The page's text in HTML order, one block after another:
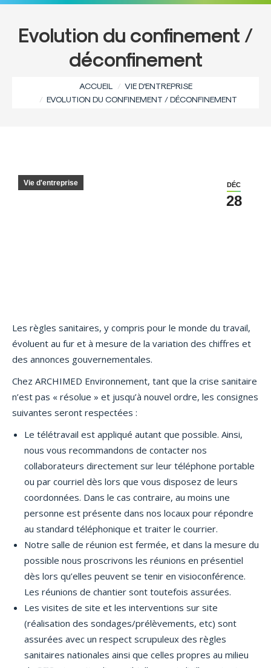
Evolution du confinement /
déconfinement
ACCUEIL
VIE D'ENTREPRISE
EVOLUTION DU CONFINEMENT / DÉCONFINEMENT
DÉC
28
Vie d'entreprise
Les règles sanitaires, y compris pour le monde du travail,
évoluent au fur et à mesure de la variation des chiffres et
des annonces gouvernementales.
Chez ARCHIMED Environnement, tant que la crise sanitaire
n’est pas « résolue » et jusqu’à nouvel ordre, les consignes
suivantes seront respectées :
Le télétravail est appliqué autant que possible. Ainsi,
nous vous recommandons de contacter nos
collaborateurs directement sur leur téléphone portable
ou par courriel dès lors que vous disposez de leurs
coordonnées. Dans le cas contraire, au moins une
personne est présente dans nos locaux pour répondre
au standard téléphonique et traiter le courrier.
Notre salle de réunion est fermée, et dans la mesure du
possible nous proscrivons les réunions en présentiel
dès lors qu’elles peuvent se tenir en visioconférence.
Les réunions de chantier sont toutefois assurées.
Les visites de site et les interventions sur site
(réalisation des sondages/prélèvements, etc) sont
assurées avec un respect scrupuleux des règles
sanitaires nationales ainsi que celles propres au milieu